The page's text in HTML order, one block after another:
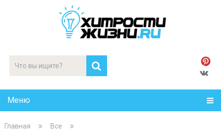
Меню
Главная
Все